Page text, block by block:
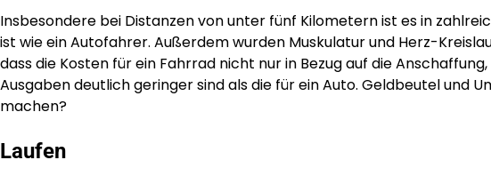
Insbesondere bei Distanzen von unter fünf Kilometern ist es in
ist wie ein Autofahrer. Außerdem wurden Muskulatur und Herz-
dass die Kosten für ein Fahrrad nicht nur in Bezug auf die
Ausgaben deutlich geringer sind als die für ein Auto. Geldbeutel und
machen?
Laufen